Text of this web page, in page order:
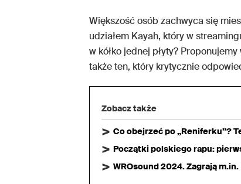
Większość osób zachwyca się
udziałem Kayah, który w
w kółko jednej płyty?
także ten, który krytycznie
Zobacz także
Co obejrzeć po „Reniferku”?
Początki polskiego rapu:
WROsound 2024. Zagrają